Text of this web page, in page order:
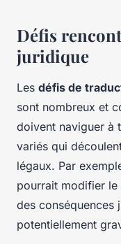
Défis
juridique
Les défis de
sont nombreux et
doivent naviguer à
variés qui
légaux. Par
pourrait modifier le
des conséquences
potentiellement